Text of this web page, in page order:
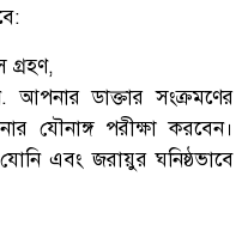
গ্রহণ,
আপনার ডাক্তার সংক্রমণের
যৌনাঙ্গ পরীক্ষা করবেন।
যোনি এবং জরায়ুর ঘনিষ্ঠভাবে